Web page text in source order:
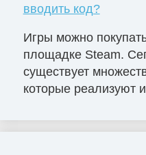
вводить код?
Игры можно
площадке Steam.
существует
которые реализуют